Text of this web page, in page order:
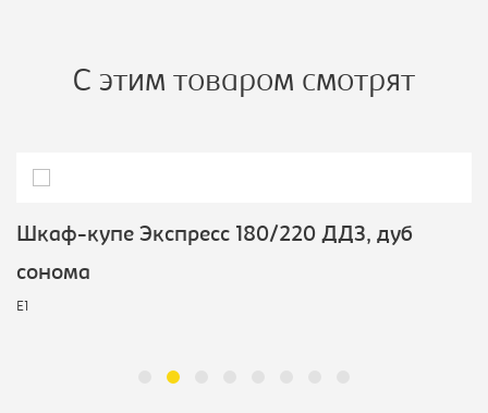
С этим товаром смотрят
Шкаф-купе Экспресс 180/220 ДДЗ, дуб
сонома
E1